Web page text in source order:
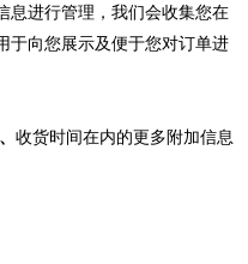
息进行管理，我们会收集您在
于向您展示及便于您对订单进
收货时间在内的更多附加信息